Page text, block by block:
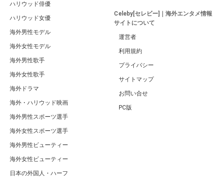
ハリウッド俳優
ハリウッド女優
海外男性モデル
海外女性モデル
海外男性歌手
海外女性歌手
海外ドラマ
海外・ハリウッド映画
海外男性スポーツ選手
海外女性スポーツ選手
海外男性ビューティー
海外女性ビューティー
日本の外国人・ハーフ
Celeby[セレビー]｜海外エンタメ情報
サイトについて
運営者
利用規約
プライバシー
サイトマップ
お問い合せ
PC版